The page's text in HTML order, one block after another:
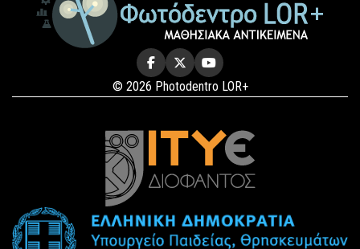
© 2026 Photodentro LOR+